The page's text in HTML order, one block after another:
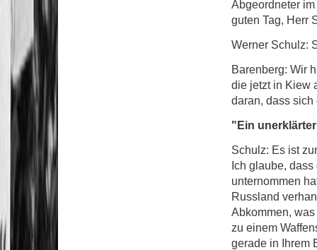
Abgeordneter
guten Tag, Herr
Werner Schulz:
Barenberg: Wir
die jetzt in Kiew
daran, dass sich
"Ein
Schulz: Es ist
Ich glaube,
unternommen
Russland
Abkommen,
zu einem
gerade in Ihrem